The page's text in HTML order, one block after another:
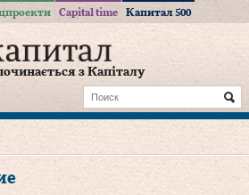
Capital time Капитал 500
з Капіталу